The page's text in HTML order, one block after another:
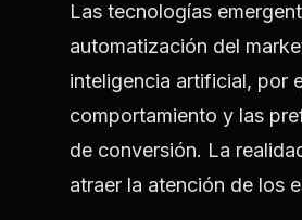
Las tecnologías
automatización del
inteligencia artificial, por
comportamiento y las
de conversión. La
atraer la atención de los